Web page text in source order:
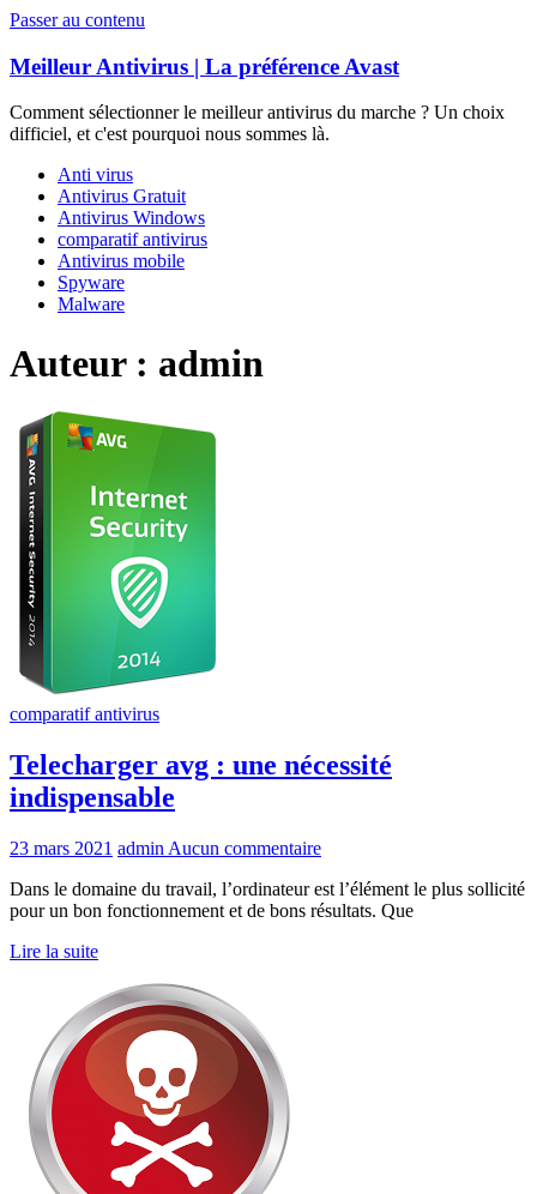
Passer au contenu
Meilleur Antivirus | La préférence Avast
Comment sélectionner le meilleur antivirus du marche ? Un choix
difficiel, et c'est pourquoi nous sommes là.
Anti virus
Antivirus Gratuit
Antivirus Windows
comparatif antivirus
Antivirus mobile
Spyware
Malware
Auteur : admin
comparatif antivirus
Telecharger avg : une nécessité
indispensable
23 mars 2021 admin Aucun commentaire
Dans le domaine du travail, l’ordinateur est l’élément le plus sollicité
pour un bon fonctionnement et de bons résultats. Que
Lire la suite